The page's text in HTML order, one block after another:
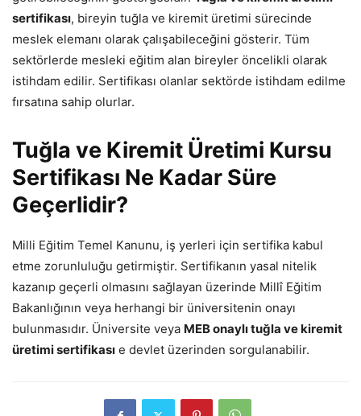
sertifikası, bireyin tuğla ve kiremit üretimi sürecinde
meslek elemanı olarak çalışabileceğini gösterir. Tüm
sektörlerde mesleki eğitim alan bireyler öncelikli olarak
istihdam edilir. Sertifikası olanlar sektörde istihdam edilme
fırsatına sahip olurlar.
Tuğla ve Kiremit Üretimi Kursu
Sertifikası Ne Kadar Süre
Geçerlidir?
Milli Eğitim Temel Kanunu, iş yerleri için sertifika kabul
etme zorunluluğu getirmiştir. Sertifikanın yasal nitelik
kazanıp geçerli olmasını sağlayan üzerinde Millî Eğitim
Bakanlığının veya herhangi bir üniversitenin onayı
bulunmasıdır. Üniversite veya MEB onaylı tuğla ve kiremit
üretimi sertifikası e devlet üzerinden sorgulanabilir.